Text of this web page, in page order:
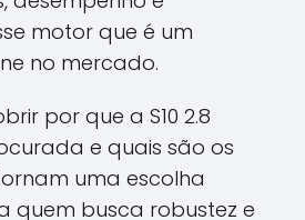
motor que é um
no mercado.
por que a S10 2.8
e quais são os
uma escolha
quem busca robustez e